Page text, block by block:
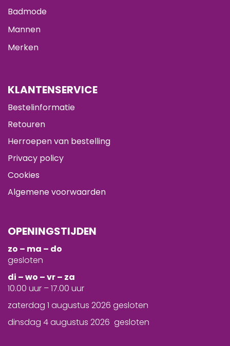
Badmode
Mannen
Merken
KLANTENSERVICE
Bestelinformatie
Retouren
Herroepen van bestelling
Privacy policy
Cookies
Algemene voorwaarden
OPENINGSTIJDEN
zo – ma – do
gesloten
di – wo – vr – za
10.00 uur – 17.00 uur
zaterdag 1 augustus 2026 gesloten
dinsdag 4 augustus 2026 gesloten